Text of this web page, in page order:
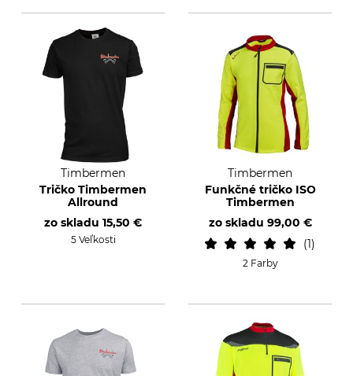
Timbermen
Tričko Timbermen
Allround
zo skladu 15,50 €
5 Veľkosti
Timbermen
Funkčné tričko ISO
Timbermen
zo skladu 99,00 €
1
2 Farby